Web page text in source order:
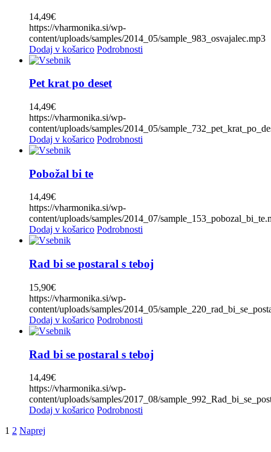
Narcis(0)
Naveza(2)
Nemir(1)
Niko Zajc(0)
Ognjeni muzikanti(0)
Peter Fink (0)
Pogum(1)
Poljanšek (0)
Primož Zvir(0)
Razno (0)
Rok Žlindra
Sašo Avsenik(0)
Slavko Avsenik(0)
Slovenski muzikantje(0)
Sonstiges
Spev(0)
Stoakogler Trio(0)
Storžič (0)
Štajerskih sedem
14,49€
https://vharmonika.si/wp-
content/uploads/samples/2014_05/sample_983_osvajalec.mp3
Dodaj v košarico Podrobnosti
Pet krat po deset
14,49€
https://vharmonika.si/wp-
content/uploads/samples/2014_05/
Dodaj v košarico Podrobnosti
Pobožal bi te
14,49€
https://vharmonika.si/wp-
content/uploads/samples/2014_07/
Dodaj v košarico Podrobnosti
Rad bi se postaral s teboj
15,90€
https://vharmonika.si/wp-
content/uploads/samples/2014_05/
Dodaj v košarico Podrobnosti
Rad bi se postaral s teboj
14,49€
https://vharmonika.si/wp-
content/uploads/samples/2017_08/
Dodaj v košarico Podrobnosti
1 2 Naprej